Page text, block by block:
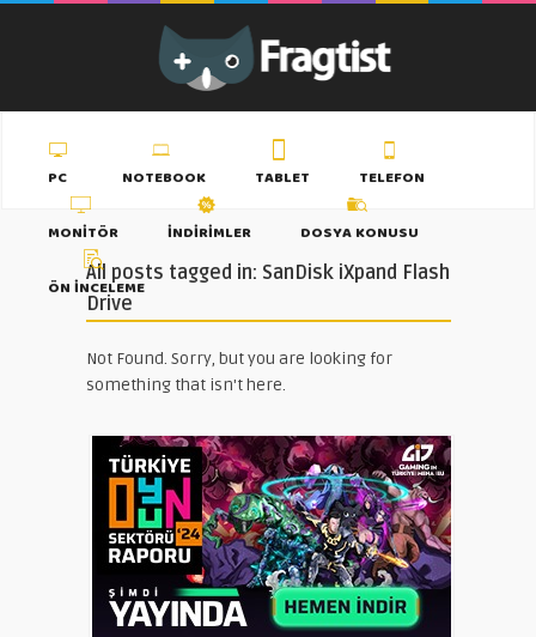
PC NOTEBOOK TABLET
TELEFON
MONITÖR
İNDIRIMLER
DOSYA KONUSU
ÖN İNCELEME
All posts tagged in: SanDisk iXpand Flash
Drive
Not Found. Sorry, but you are looking for
something that isn't here.